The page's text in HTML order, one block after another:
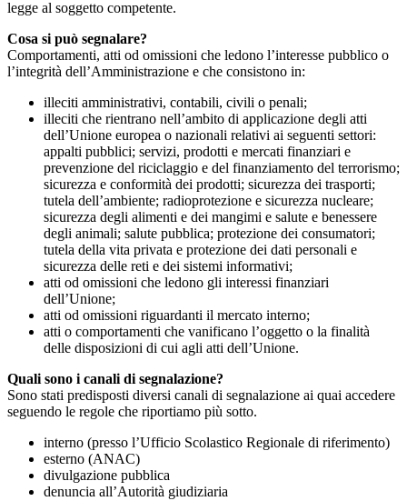
legge al soggetto competente.
Cosa si può segnalare?
Comportamenti, atti od omissioni che ledono l’interesse pubblico o
l’integrità dell’Amministrazione e che consistono in:
illeciti amministrativi, contabili, civili o penali;
illeciti che rientrano nell’ambito di applicazione degli atti
dell’Unione europea o nazionali relativi ai seguenti settori:
appalti pubblici; servizi, prodotti e mercati finanziari e
prevenzione del riciclaggio e del finanziamento del terrorismo;
sicurezza e conformità dei prodotti; sicurezza dei trasporti;
tutela dell’ambiente; radioprotezione e sicurezza nucleare;
sicurezza degli alimenti e dei mangimi e salute e benessere
degli animali; salute pubblica; protezione dei consumatori;
tutela della vita privata e protezione dei dati personali e
sicurezza delle reti e dei sistemi informativi;
atti od omissioni che ledono gli interessi finanziari
dell’Unione;
atti od omissioni riguardanti il mercato interno;
atti o comportamenti che vanificano l’oggetto o la finalità
delle disposizioni di cui agli atti dell’Unione.
Quali sono i canali di segnalazione?
Sono stati predisposti diversi canali di segnalazione ai quai accedere
seguendo le regole che riportiamo più sotto.
interno (presso l’Ufficio Scolastico Regionale di riferimento)
esterno (ANAC)
divulgazione pubblica
denuncia all’Autorità giudiziaria